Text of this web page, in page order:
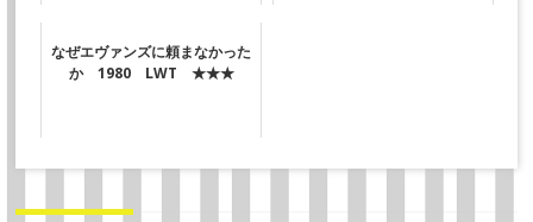
なぜエヴァンズに頼まなかった
か 1980 LWT ★★★